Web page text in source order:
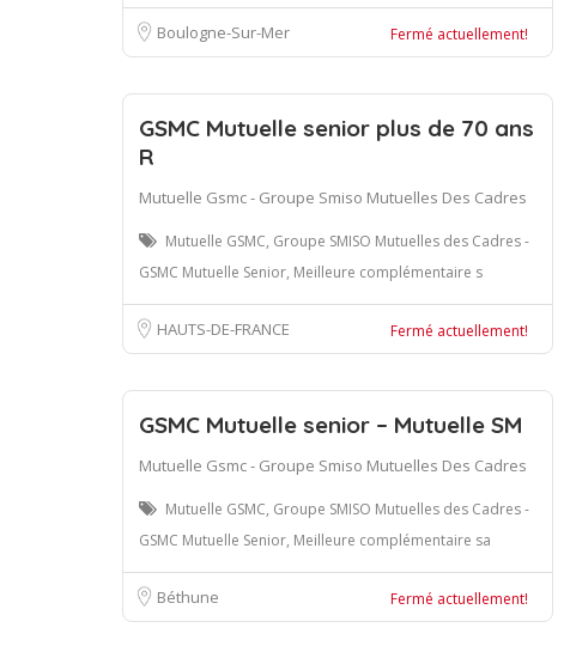
Boulogne-Sur-Mer Fermé actuellement!
GSMC Mutuelle senior plus de 70 ans
R
Mutuelle Gsmc - Groupe Smiso Mutuelles Des Cadres
Mutuelle GSMC, Groupe SMISO Mutuelles des Cadres -
GSMC Mutuelle Senior, Meilleure complémentaire s
HAUTS-DE-FRANCE Fermé actuellement!
GSMC Mutuelle senior – Mutuelle SM
Mutuelle Gsmc - Groupe Smiso Mutuelles Des Cadres
Mutuelle GSMC, Groupe SMISO Mutuelles des Cadres -
GSMC Mutuelle Senior, Meilleure complémentaire sa
Béthune Fermé actuellement!